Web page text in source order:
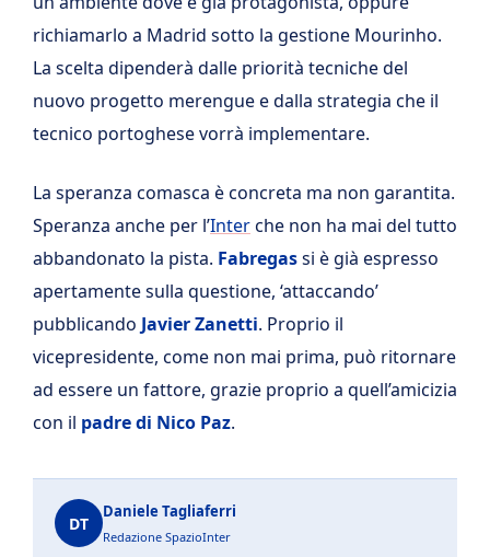
richiamarlo a Madrid sotto la gestione Mourinho.
La scelta dipenderà dalle priorità tecniche del
nuovo progetto merengue e dalla strategia che il
tecnico portoghese vorrà implementare.
La speranza comasca è concreta ma non garantita.
Speranza anche per l’Interche non ha mai del tutto
abbandonato la pista. Fabregassi è già espresso
apertamente sulla questione, ‘attaccando’
pubblicando Javier Zanetti. Proprio il
vicepresidente, come non mai prima, può ritornare
ad essere un fattore, grazie proprio a quell’amicizia
con il padre di Nico Paz.
DT
Daniele Tagliaferri
Redazione SpazioInter